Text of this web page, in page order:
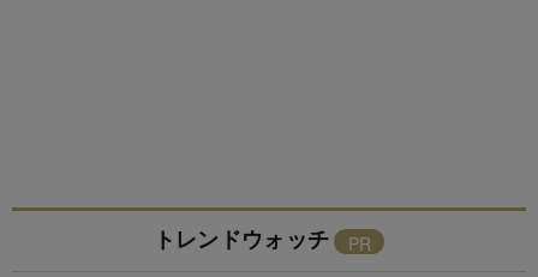
トレンドウォッチ